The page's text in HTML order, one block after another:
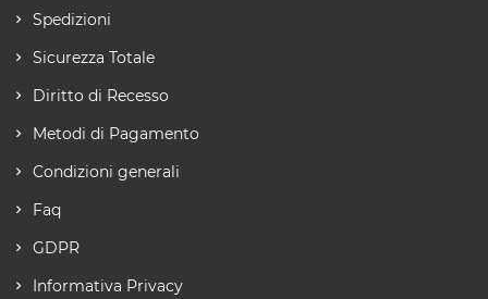
Spedizioni
Sicurezza Totale
Diritto di Recesso
Metodi di Pagamento
Condizioni generali
Faq
GDPR
Informativa Privacy